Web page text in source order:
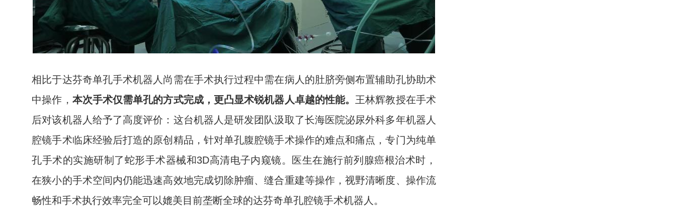
相比于达芬奇单孔手术机器人尚需在手术执行过程中需在病人的肚脐旁侧布置辅助孔协助术
中操作， 本次手术仅需单孔的方式完成，更凸显术锐机器人卓越的性能。 王林辉教授在手术
后对该机器人给予了高度评价：这台机器人是研发团队汲取了长海医院泌尿外科多年机器人
腔镜手术临床经验后打造的原创精品，针对单孔腹腔镜手术操作的难点和痛点，专门为纯单
孔手术的实施研制了蛇形手术器械和3D高清电子内窥镜。医生在施行前列腺癌根治术时，
在狭小的手术空间内仍能迅速高效地完成切除肿瘤、缝合重建等操作，视野清晰度、操作流
畅性和手术执行效率完全可以媲美目前垄断全球的达芬奇单孔腔镜手术机器人。